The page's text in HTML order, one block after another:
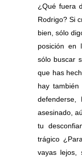
¿Qué fuera
Rodrigo? Si
bien, sólo
posición en
sólo buscar
que has
hay
asesinado,
tu
trágico
vayas lejos,